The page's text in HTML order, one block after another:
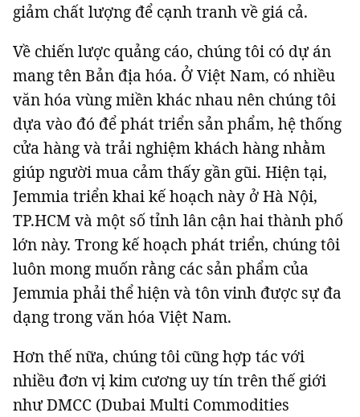
giảm chất lượng để cạnh tranh về giá cả.
Về chiến lược quảng cáo, chúng tôi có dự án
mang tên Bản địa hóa. Ở Việt Nam, có nhiều
văn hóa vùng miền khác nhau nên chúng tôi
dựa vào đó để phát triển sản phẩm, hệ thống
cửa hàng và trải nghiệm khách hàng nhằm
giúp người mua cảm thấy gần gũi. Hiện tại,
Jemmia triển khai kế hoạch này ở Hà Nội,
TP.HCM và một số tỉnh lân cận hai thành phố
lớn này. Trong kế hoạch phát triển, chúng tôi
luôn mong muốn rằng các sản phẩm của
Jemmia phải thể hiện và tôn vinh được sự đa
dạng trong văn hóa Việt Nam.
Hơn thế nữa, chúng tôi cũng hợp tác với
nhiều đơn vị kim cương uy tín trên thế giới
như DMCC (Dubai Multi Commodities